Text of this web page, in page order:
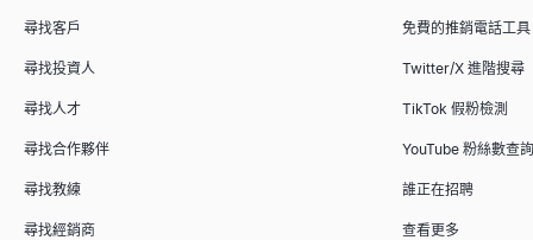
尋找客戶
尋找投資人
尋找人才
尋找合作夥伴
尋找教練
尋找經銷商
免費的推銷電話工具
Twitter/X 進階搜尋
TikTok 假粉檢測
YouTube 粉絲數查詢
誰正在招聘
查看更多